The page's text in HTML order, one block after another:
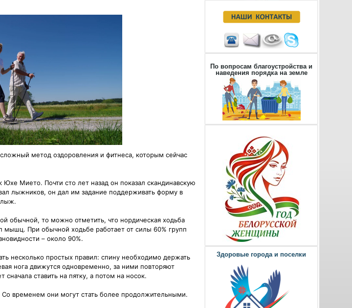
метод оздоровления и фитнеса, которым сейчас
Мието. Почти сто лет назад он показал скандинавскую
лыжников, он дал им задание поддерживать форму в
лыж.
обычной, то можно отметить, что нордическая ходьба
мышц. При обычной ходьбе работает от силы 60% групп
– около 90%.
несколько простых правил: спину необходимо держать
нога движутся одновременно, за ними повторяют
сначала ставить на пятку, а потом на носок.
Со временем они могут стать более продолжительными.
По вопросам благоустройства и
наведения порядка на земле
Здоровые города и поселки